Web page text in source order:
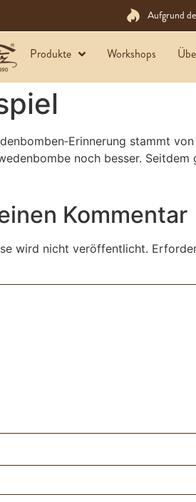
Aufgrund
Produkte Workshops
stammt
noch besser.
Kommentar
wird nicht veröffentlicht.